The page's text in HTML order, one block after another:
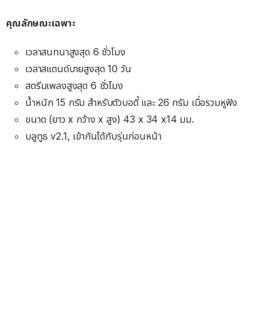
คุณลักษณะเฉพาะ
เวลาสนทนาสูงสุด 6 ชั่วโมง
เวลาสแตนด์บายสูงสุด 10 วัน
สตรีมเพลงสูงสุด 6 ชั่วโมง
น้ำหนัก 15 กรัม สำหรับตัวบอดี้ และ 26 กรัม เมื่อรวมหูฟัง
ขนาด (ยาว x กว้าง x สูง) 43 x 34 x14 มม.
บลูทูธ v2.1, เข้ากันได้กับรุ่นก่อนหน้า